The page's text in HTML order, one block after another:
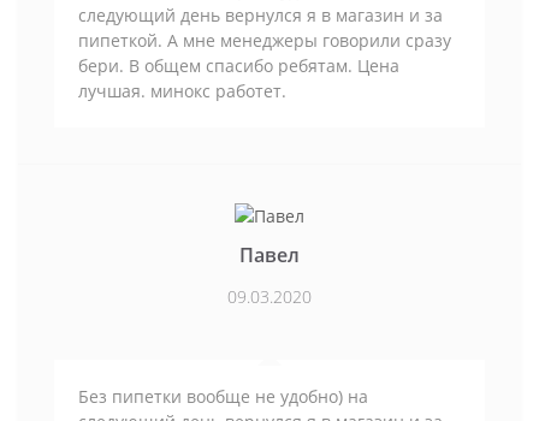
следующий день вернулся я в магазин и за
пипеткой. А мне менеджеры говорили сразу
бери. В общем спасибо ребятам. Цена
лучшая. минокс работет.
Павел
09.03.2020
Без пипетки вообще не удобно) на